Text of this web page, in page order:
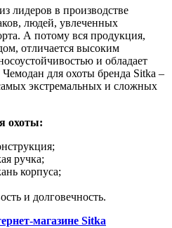
лидеров в производстве
людей, увлеченных
А потому вся продукция,
отличается высоким
и обладает
для охоты бренда Sitka –
экстремальных и сложных
охоты:
ручка;
корпуса;
и долговечность.
магазине Sitka